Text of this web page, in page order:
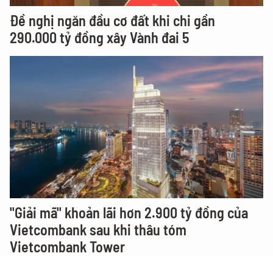
Đề nghị ngăn đầu cơ đất khi chi gần
290.000 tỷ đồng xây Vành đai 5
"Giải mã" khoản lãi hơn 2.900 tỷ đồng của
Vietcombank sau khi thâu tóm
Vietcombank Tower